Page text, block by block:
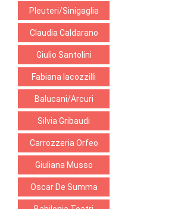
Pleuteri/Sinigaglia
Claudia Caldarano
Giulio Santolini
Fabiana Iacozzilli
Balucani/Arcuri
Silvia Gribaudi
Carrozzeria Orfeo
Giuliana Musso
Oscar De Summa